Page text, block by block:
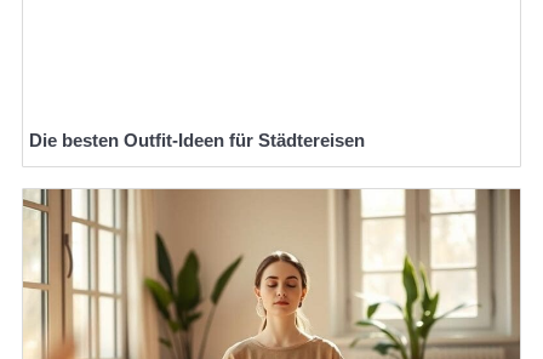
Die besten Outfit-Ideen für Städtereisen